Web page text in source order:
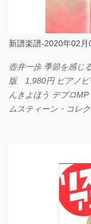
新譜楽譜-2020年02月
壺井一歩 季節を感じ
版 1,980円 ピアノピ
んきよほう デプロ
ムスティーン・コレ